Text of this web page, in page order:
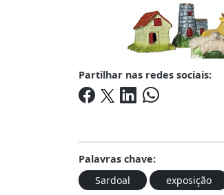
Partilhar nas redes sociais:
Palavras chave:
Sardoal
exposição